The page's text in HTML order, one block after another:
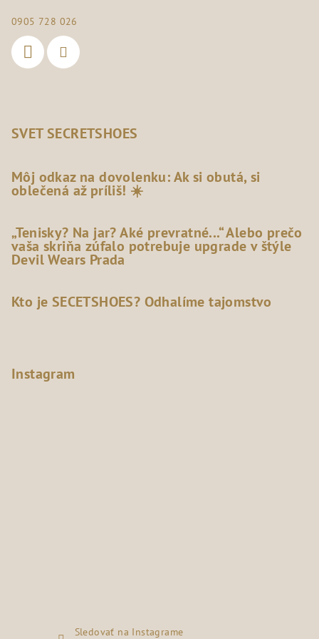
0905 728 026
SVET SECRETSHOES
Môj odkaz na dovolenku: Ak si obutá, si
oblečená až príliš! ☀️
„Tenisky? Na jar? Aké prevratné...“ Alebo prečo
vaša skriňa zúfalo potrebuje upgrade v štýle
Devil Wears Prada
Kto je SECETSHOES? Odhalíme tajomstvo
Instagram
Sledovať na Instagrame